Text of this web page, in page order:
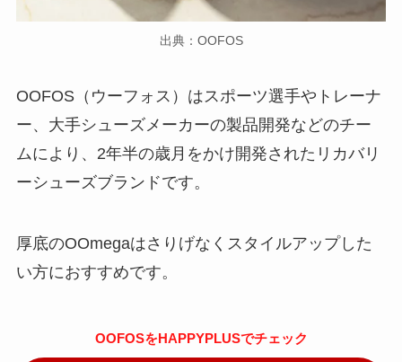
出典：OOFOS
OOFOS（ウーフォス）はスポーツ選手やトレーナ
ー、大手シューズメーカーの製品開発などのチー
ムにより、2年半の歳月をかけ開発されたリカバリ
ーシューズブランドです。
厚底のOOmegaはさりげなくスタイルアップした
い方におすすめです。
OOFOSをHAPPYPLUSでチェック